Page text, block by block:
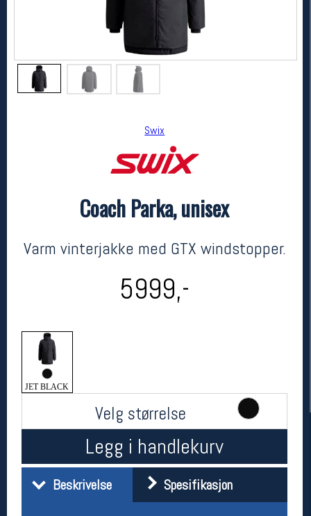
Swix
Coach Parka, unisex
Varm vinterjakke med GTX windstopper.
5999,-
JET BLACK
Velg størrelse
Legg i handlekurv
Beskrivelse Spesifikasjon
Swix
kr 5999
Her finner du oss